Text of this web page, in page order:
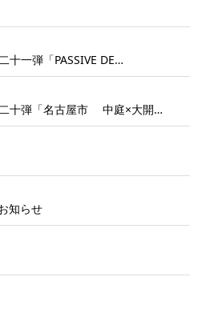
十一弾「PASSIVE DE…
十弾「名古屋市 中庭×大開…
知らせ